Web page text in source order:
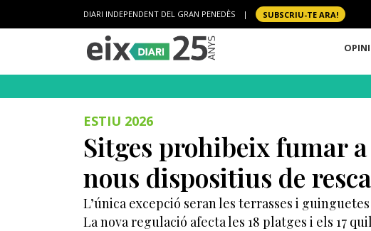
DIARI INDEPENDENT DEL GRAN PENEDÈS | SUBSCRIU-TE ARA!
ESTIU 2026
Sitges prohibeix fumar
nous dispositius de
L’única excepció seran les terrasses i
La nova regulació afecta les 18 platges i els 17